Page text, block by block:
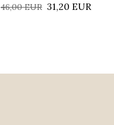
46,00 EUR 31,20 EUR